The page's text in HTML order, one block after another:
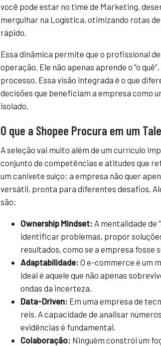
você pode estar no time de Marketing,
mergulhar na Logística, otimizando rotas
rápido.
Essa dinâmica permite que o profissional
operação. Ele não apenas aprende o “o
processo. Essa visão integrada é o que
decisões que beneficiam a empresa como
isolado.
O que a Shopee Procura em um
A seleção vai muito além de um currículo
conjunto de competências e atitudes que
um canivete suíço: a empresa não quer
versátil, pronta para diferentes desafios.
são:
Ownership Mindset: A mentalidade de
identificar problemas, propor
resultados, como se a empresa fosse
Adaptabilidade: O e-commerce é um
ideal é aquele que não apenas
ondas da incerteza.
Data-Driven: Em uma empresa de
reis. A capacidade de analisar
evidências é fundamental.
Colaboração: Ninguém constrói um